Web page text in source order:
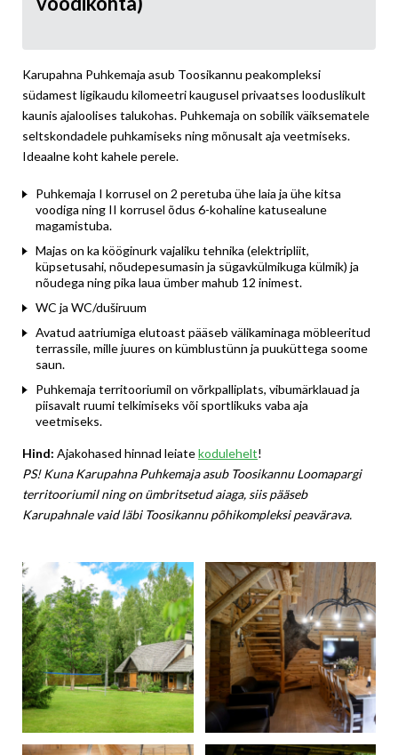
Karupahna Puhkemaja asub Toosikannu peakompleksi
südamest ligikaudu kilomeetri kaugusel privaatses looduslikult
kaunis ajaloolises talukohas. Puhkemaja on sobilik väiksematele
seltskondadele puhkamiseks ning mõnusalt aja veetmiseks.
Ideaalne koht kahele perele.
Puhkemaja I korrusel on 2 peretuba ühe laia ja ühe kitsa
voodiga ning II korrusel õdus 6-kohaline katusealune
magamistuba.
Majas on ka kööginurk vajaliku tehnika (elektripliit,
küpsetusahi, nõudepesumasin ja sügavkülmikuga külmik) ja
nõudega ning pika laua ümber mahub 12 inimest.
WC ja WC/duširuum
Avatud aatriumiga elutoast pääseb välikaminaga möbleeritud
terrassile, mille juures on kümblustünn ja puuküttega soome
saun.
Puhkemaja territooriumil on võrkpalliplats, vibumärklauad ja
piisavalt ruumi telkimiseks või sportlikuks vaba aja
veetmiseks.
Hind: Ajakohased hinnad leiatekodulehelt!
PS! Kuna Karupahna Puhkemaja asub Toosikannu Loomapargi
territooriumil ning on ümbritsetud aiaga, siis pääseb
Karupahnale vaid läbi Toosikannu põhikompleksi peavärava.